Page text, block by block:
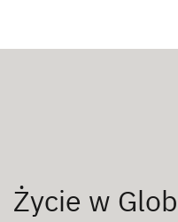
Życie w